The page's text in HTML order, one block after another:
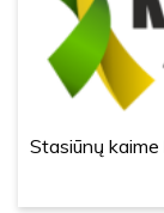
Stasiūnų